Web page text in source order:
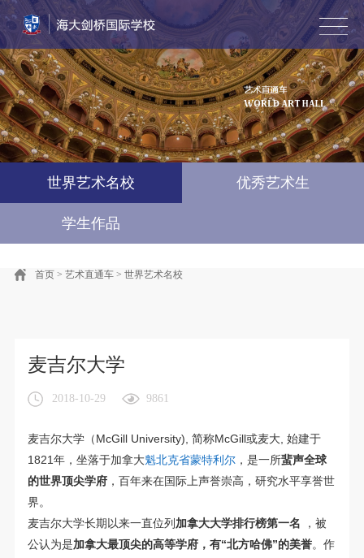
首页 学校简介 风采墙 教学动态
招生专栏 艺术直通车 国际竞赛·游学
联系我们 English
世界艺术名校 优秀艺术生
学生作品
首页> 艺术直通车> 世界艺术名校
麦吉尔大学
2018-10-29 9861
麦吉尔大学（McGill University), 简称McGill或麦大, 始建于
1821年，坐落于加拿大魁北克省蒙特利尔 ，是一所蜚声全球
的世界顶尖学府 ，百年来在国际上声誉崇高，研究水平享誉世
界。
麦吉尔大学长期以来一直位列 加拿大大学排行榜第一名
，被
公认为是加拿大最顶尖的高等学府，有“北方哈佛”的美誉。作